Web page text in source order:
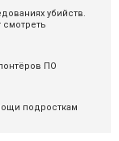
убийств.
смотреть
ПО
подросткам